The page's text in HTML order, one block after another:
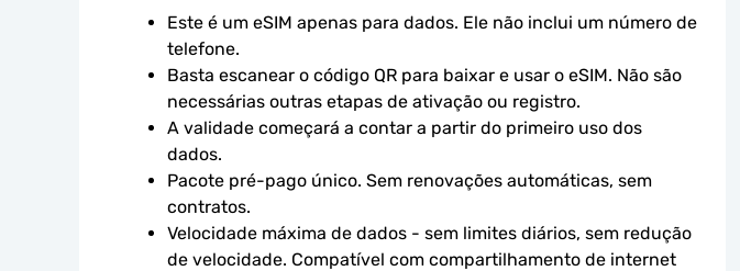
Este é um eSIM apenas para dados. Ele não inclui um número de
telefone.
Basta escanear o código QR para baixar e usar o eSIM. Não são
necessárias outras etapas de ativação ou registro.
A validade começará a contar a partir do primeiro uso dos
dados.
Pacote pré-pago único. Sem renovações automáticas, sem
contratos.
Velocidade máxima de dados - sem limites diários, sem redução
de velocidade. Compatível com compartilhamento de internet